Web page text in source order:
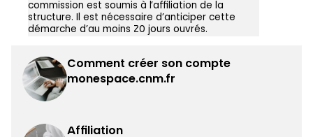
commission est soumis à l’affiliation de la
structure. Il est nécessaire d’anticiper cette
démarche d’au moins 20 jours ouvrés.
Comment créer son compte
monespace.cnm.fr
Affiliation